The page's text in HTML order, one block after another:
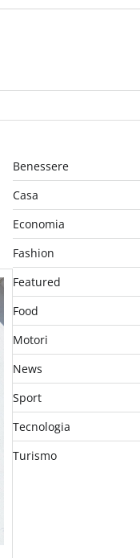
Benessere
Casa
Economia
Fashion
Featured
Food
Motori
News
Sport
Tecnologia
Turismo